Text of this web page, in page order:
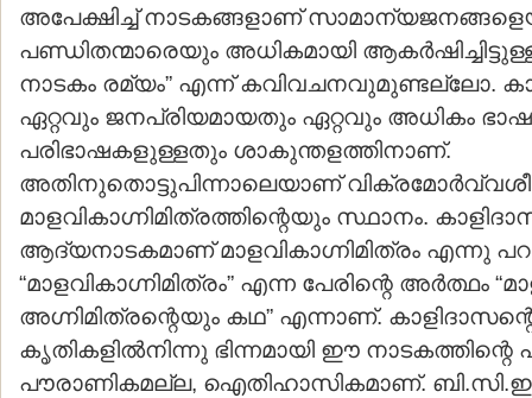
അപേക്ഷിച്ച് നാടകങ്ങളാണ്
പണ്ഡിതന്മാരെയും അധികമായി
നാടകം രമ്യം” എന്ന് കവിവചനവുമുണ്ടല്ലോ.
ഏറ്റവും ജനപ്രിയമായതും ഏറ്റവും അധികം
പരിഭാഷകളുള്ളതും ശാകുന്തളത്തിനാണ്.
അതിനുതൊട്ടുപിന്നാലെയാണ്
മാളവികാഗ്നിമിത്രത്തിന്റെയും സ്ഥാനം.
ആദ്യനാടകമാണ് മാളവികാഗ്നിമിത്രം എന്നു
“മാളവികാഗ്നിമിത്രം” എന്ന പേരിന്റെ അര്‍ത്ഥം
അഗ്നിമിത്രന്റെയും കഥ” എന്നാണ്. കാളിദാസന്റെ
കൃതികളില്‍നിന്നു ഭിന്നമായി ഈ നാടകത്തിന്റെ
പൗരാണികമല്ല, ഐതിഹാസികമാണ്.